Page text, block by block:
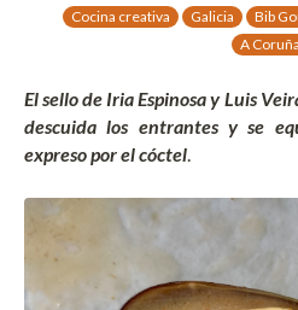
Cocina creativa Galicia Bib
A Coruña
El sello de Iria Espinosa y Luis
descuida los entrantes y se
expreso por el cóctel.